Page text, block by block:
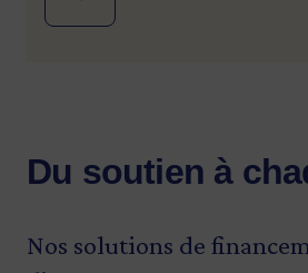
Du soutien à
Nos solutions de